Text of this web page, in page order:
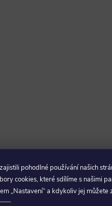
pohodlné používání našich
cookies, které sdílíme s našimi
„Nastavení“ a kdykoliv jej